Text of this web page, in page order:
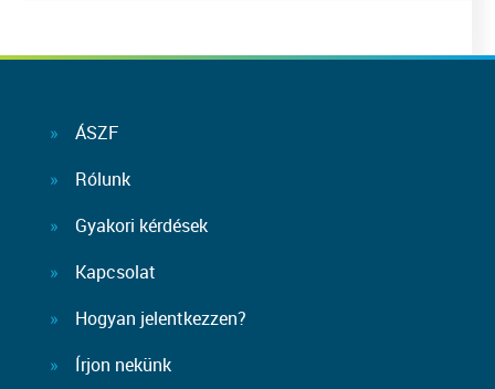
ÁSZF
Rólunk
Gyakori kérdések
Kapcsolat
Hogyan jelentkezzen?
Írjon nekünk